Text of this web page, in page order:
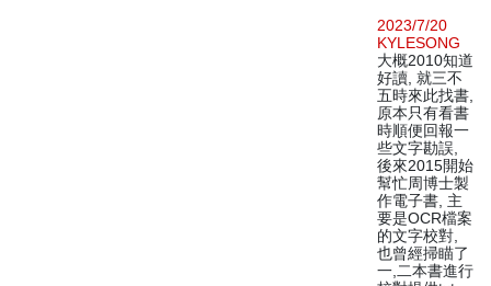
2023/7/20
KYLESONG
大概2010知道
好讀, 就三不
五時來此找書,
原本只有看書
時順便回報一
些文字勘誤,
後來2015開始
幫忙周博士製
作電子書, 主
要是OCR檔案
的文字校對,
也曾經掃瞄了
一,二本書進行